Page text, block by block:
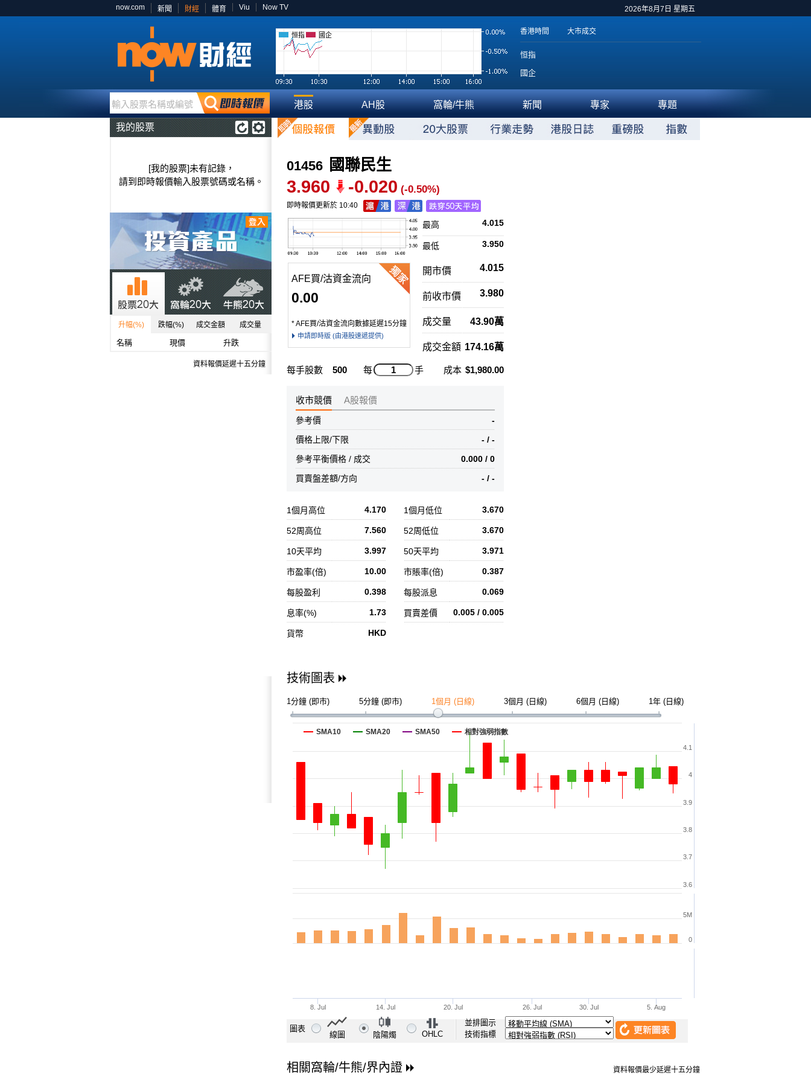
2026年8月7日 星期五
now.com 新聞 財經 體育 Viu Now TV
恒指 國企 香港時間 大市成交
恒指
國企
輸入股票名稱或編號 港股 AH股 窩輪/牛熊 新聞 專家 專題
我的股票
[我的股票]未有記錄，
請到即時報價輸入股票號碼或名稱。
升幅(%) 跌幅(%) 成交金額 成交量
名稱 現價 升跌
資料報價延遲十五分鐘
01456 國聯民生
3.960 -0.020 (-0.50%)
即時報價更新於 10:40
4.015
最高
3.950
最低
AFE買/沽資金流向
0.00
* AFE買/沽資金流向數據延遲15分鐘
申請即時版 (由港股速遞提供)
開市價 4.015
前收市價 3.980
成交量 43.90萬
成交金額 174.16萬
每手股數 500 每 手 成本 $1,980.00
收市競價 A股報價
-
參考價
- / -
價格上限/下限
0.000 / 0
參考平衡價格 / 成交
- / -
買賣盤差額/方向
1個月高位 4.170 1個月低位 3.670
52周高位 7.560 52周低位 3.670
10天平均 3.997 50天平均 3.971
市盈率(倍) 10.00 市賬率(倍) 0.387
每股盈利 0.398 每股派息 0.069
息率(%) 1.73 買賣差價 0.005 / 0.005
貨幣 HKD
技術圖表
1分鐘 (即市) 5分鐘 (即市) 1個月 (日線) 3個月 (日線) 6個月 (日線) 1年 (日線)
圖表
線圖 陰陽燭 OHLC
並排圖示
技術指標
資料報價最少延遲十五分鐘
相關窩輪/牛熊/界內證